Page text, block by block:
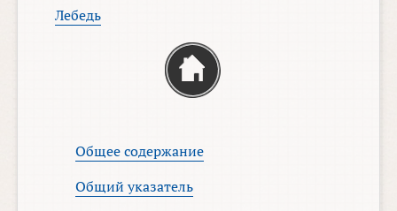
Лебедь
Общее содержание
Общий указатель